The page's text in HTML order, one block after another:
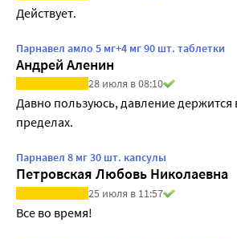
Действует.
Парнавел амло 5 мг+4 мг 90 шт. таблетки
Андрей Аленин
28 июля в 08:10
Давно пользуюсь, давление держится
пределах.
Парнавел 8 мг 30 шт. капсулы
Петровская Любовь Николаевна
25 июля в 11:57
Все во время!